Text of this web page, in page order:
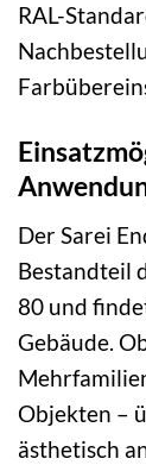
RAL-
Der Sarei
Bestandteil
80 und
Gebäude.
Objekten –
ästhetisch